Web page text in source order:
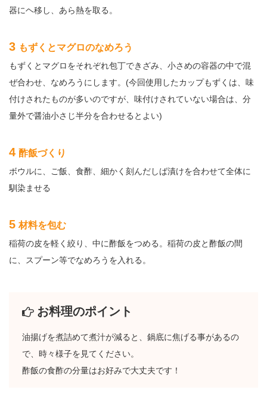
器にヘ移し、あら熱を取る。
3 もずくとマグロのなめろう
もずくとマグロをそれぞれ包丁できざみ、小さめの容器の中で混
ぜ合わせ、なめろうにします。(今回使用したカップもずくは、味
付けされたものが多いのですが、味付けされていない場合は、分
量外で醤油小さじ半分を合わせるとよい)
4 酢飯づくり
ボウルに、ご飯、食酢、細かく刻んだしば漬けを合わせて全体に
馴染ませる
5 材料を包む
稲荷の皮を軽く絞り、中に酢飯をつめる。稲荷の皮と酢飯の間
に、スプーン等でなめろうを入れる。
お料理のポイント
油揚げを煮詰めて煮汁が減ると、鍋底に焦げる事があるの
で、時々様子を見てください。
酢飯の食酢の分量はお好みで大丈夫です！